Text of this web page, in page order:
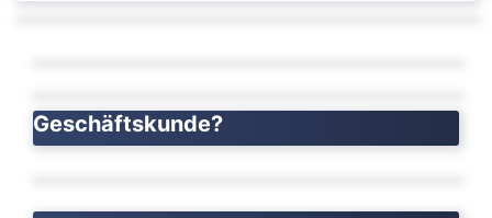
Geschäftskunde?